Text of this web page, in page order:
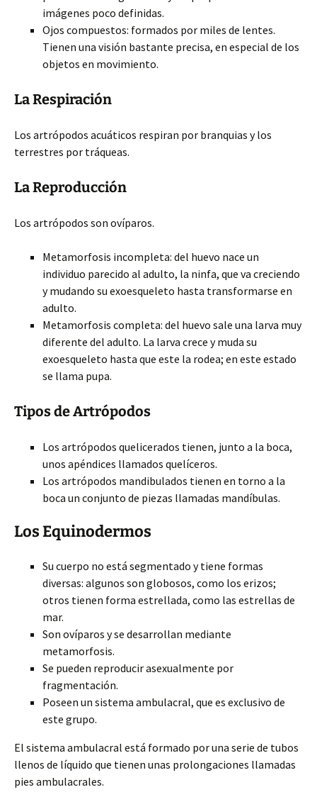
imágenes poco definidas.
Ojos compuestos: formados por miles de lentes.
Tienen una visión bastante precisa, en especial de los
objetos en movimiento.
La Respiración
Los artrópodos acuáticos respiran por branquias y los
terrestres por tráqueas.
La Reproducción
Los artrópodos son ovíparos.
Metamorfosis incompleta: del huevo nace un
individuo parecido al adulto, la ninfa, que va creciendo
y mudando su exoesqueleto hasta transformarse en
adulto.
Metamorfosis completa: del huevo sale una larva muy
diferente del adulto. La larva crece y muda su
exoesqueleto hasta que este la rodea; en este estado
se llama pupa.
Tipos de Artrópodos
Los artrópodos quelicerados tienen, junto a la boca,
unos apéndices llamados quelíceros.
Los artrópodos mandibulados tienen en torno a la
boca un conjunto de piezas llamadas mandíbulas.
Los Equinodermos
Su cuerpo no está segmentado y tiene formas
diversas: algunos son globosos, como los erizos;
otros tienen forma estrellada, como las estrellas de
mar.
Son ovíparos y se desarrollan mediante
metamorfosis.
Se pueden reproducir asexualmente por
fragmentación.
Poseen un sistema ambulacral, que es exclusivo de
este grupo.
El sistema ambulacral está formado por una serie de tubos
llenos de líquido que tienen unas prolongaciones llamadas
pies ambulacrales.